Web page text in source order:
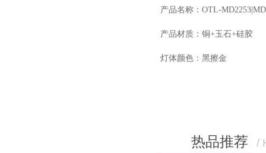
产品名称：OTL-
产品材质：铜+玉石+硅胶
灯体颜色：黑擦金
热品推荐 /